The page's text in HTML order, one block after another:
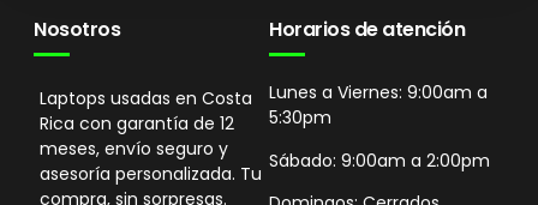
Nosotros
Laptops usadas en Costa
Rica con garantía de 12
meses, envío seguro y
asesoría personalizada. Tu
compra, sin sorpresas.
Horarios de atención
Lunes a Viernes: 9:00am a
5:30pm
Sábado: 9:00am a 2:00pm